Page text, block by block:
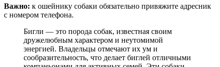
Важно: к ошейнику собаки обязательно привяжите адресник
с номером телефона.
Бигли — это порода собак, известная своим
дружелюбным характером и неутомимой
энергией. Владельцы отмечают их ум и
сообразительность, что делает биглей отличными